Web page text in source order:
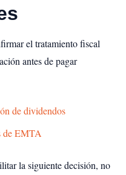
el tratamiento fiscal
antes de pagar
de dividendos
de EMTA
la siguiente decisión, no